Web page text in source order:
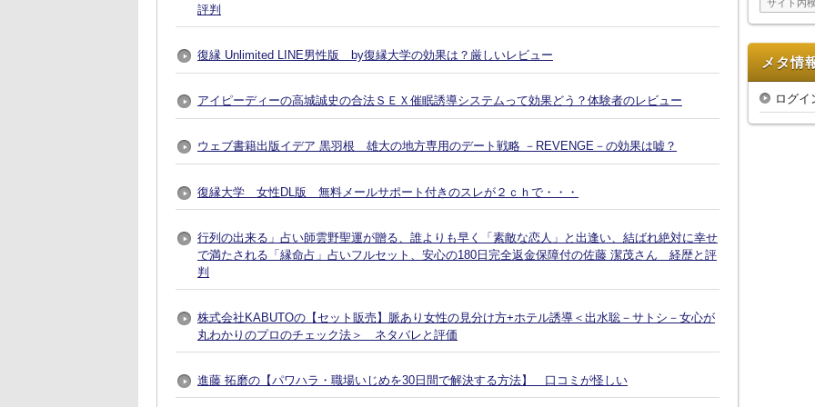
評判
復縁 Unlimited LINE男性版 by復縁大学の効果は？厳しいレビュー
アイピーディーの高城誠史の合法ＳＥＸ催眠誘導システムって効果どう？体験者のレビュー
ウェブ書籍出版イデア 黒羽根 雄大の地方専用のデート戦略 －REVENGE－の効果は嘘？
復縁大学 女性DL版 無料メールサポート付きのスレが２ｃｈで・・・
行列の出来る」占い師雲野聖運が贈る、誰よりも早く「素敵な恋人」と出逢い、結ばれ絶対に幸せ
で満たされる「縁命占」占いフルセット、安心の180日完全返金保障付の佐藤 潔茂さん 経歴と評
判
株式会社KABUTOの【セット販売】脈あり女性の見分け方+ホテル誘導＜出水聡－サトシ－女心が
丸わかりのプロのチェック法＞ ネタバレと評価
進藤 拓磨の【パワハラ・職場いじめを30日間で解決する方法】 口コミが怪しい
ブ
メタ情
ログイ